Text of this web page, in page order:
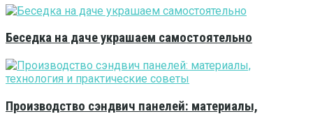
Беседка на даче украшаем самостоятельно
Производство сэндвич панелей: материалы,